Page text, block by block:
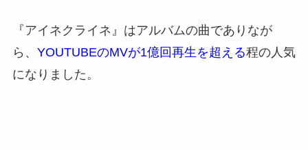
『アイネクライネ』はアルバムの曲でありなが
ら、 YOUTUBEのMVが1億回再生を超える程の人気
になりました。